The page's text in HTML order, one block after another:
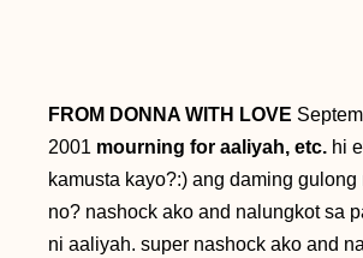
FROM DONNA WITH LOVE
2001 mourning for aaliyah, etc. hi
kamusta kayo?:) ang daming gulong
no? nashock ako and nalungkot sa
ni aaliyah. super nashock ako and